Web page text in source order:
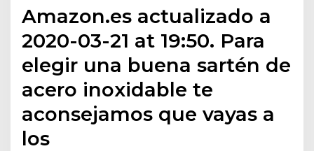
Amazon.es actualizado a
2020-03-21 at 19:50. Para
elegir una buena sartén de
acero inoxidable te
aconsejamos que vayas a
los